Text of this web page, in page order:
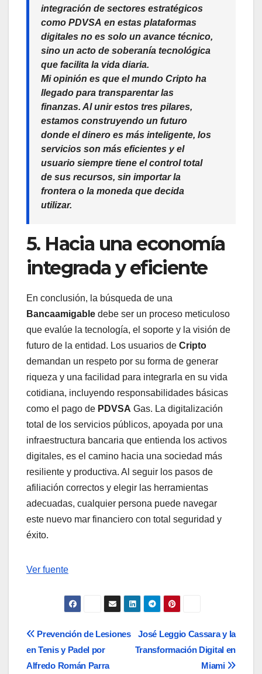
integración de sectores estratégicos
como PDVSA en estas plataformas
digitales no es solo un avance técnico,
sino un acto de soberanía tecnológica
que facilita la vida diaria.
Mi opinión es que el mundo Cripto ha
llegado para transparentar las
finanzas. Al unir estos tres pilares,
estamos construyendo un futuro
donde el dinero es más inteligente, los
servicios son más eficientes y el
usuario siempre tiene el control total
de sus recursos, sin importar la
frontera o la moneda que decida
utilizar.
5. Hacia una economía
integrada y eficiente
En conclusión, la búsqueda de una
Bancaamigable debe ser un proceso meticuloso
que evalúe la tecnología, el soporte y la visión de
futuro de la entidad. Los usuarios de Cripto
demandan un respeto por su forma de generar
riqueza y una facilidad para integrarla en su vida
cotidiana, incluyendo responsabilidades básicas
como el pago de PDVSA Gas. La digitalización
total de los servicios públicos, apoyada por una
infraestructura bancaria que entienda los activos
digitales, es el camino hacia una sociedad más
resiliente y productiva. Al seguir los pasos de
afiliación correctos y elegir las herramientas
adecuadas, cualquier persona puede navegar
este nuevo mar financiero con total seguridad y
éxito.
Navegación
entradas
Ver fuente
Navegación
de
José Leggio Cassara y la
Transformación Digital en
Miami
Prevención de Lesiones
en Tenis y Padel por
Alfredo Román Parra